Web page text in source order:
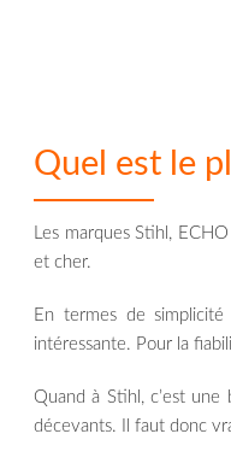
Quel est le
Les marques Stihl,
et cher.
En termes de
intéressante. Pour la
Quand à Stihl, c’est
décevants. Il faut donc